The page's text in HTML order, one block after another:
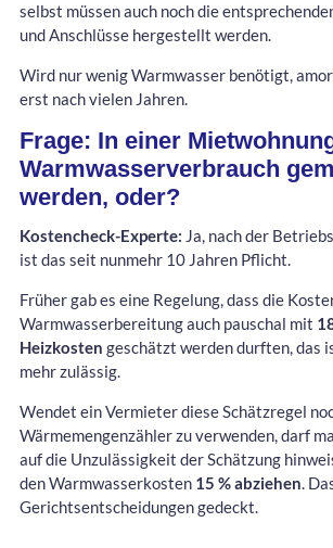
selbst müssen auch noch die
und Anschlüsse hergestellt werden.
Wird nur wenig Warmwasser benötigt,
erst nach vielen Jahren.
Frage: In einer
Warmwasserverbrauch
werden, oder?
Kostencheck-Experte: Ja, nach der
ist das seit nunmehr 10 Jahren Pflicht.
Früher gab es eine Regelung, dass die
Warmwasserbereitung auch pauschal mit
Heizkosten geschätzt werden durften, das
mehr zulässig.
Wendet ein Vermieter diese Schätzregel
Wärmemengenzähler zu verwenden, darf
auf die Unzulässigkeit der Schätzung
den Warmwasserkosten 15 % abziehen.
Gerichtsentscheidungen gedeckt.